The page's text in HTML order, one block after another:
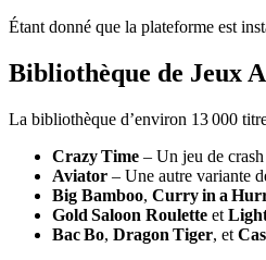
Étant donné que la plateforme est
Bibliothèque de Jeux
La bibliothèque d’environ 13 000
Crazy Time – Un jeu de
Aviator – Une autre variante
Big Bamboo, Curry in a
Gold Saloon Roulette et
Bac Bo, Dragon Tiger, et